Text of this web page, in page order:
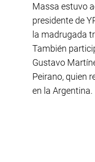
Massa estuvo
presidente de
la madrugada
También
Gustavo
Peirano, quien
en la Argentina.